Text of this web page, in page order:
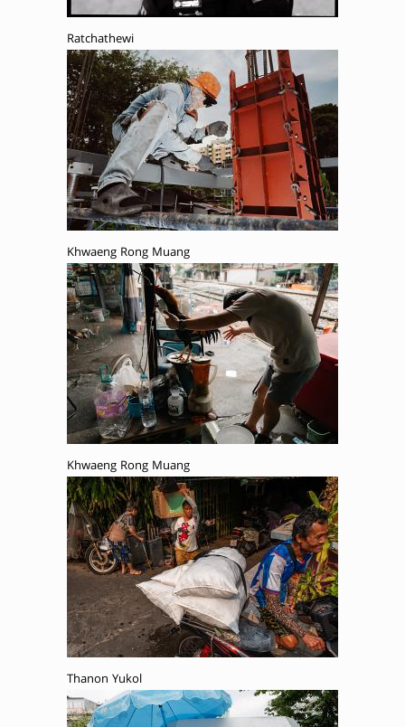
Ratchathewi
Khwaeng Rong Muang
Khwaeng Rong Muang
Thanon Yukol